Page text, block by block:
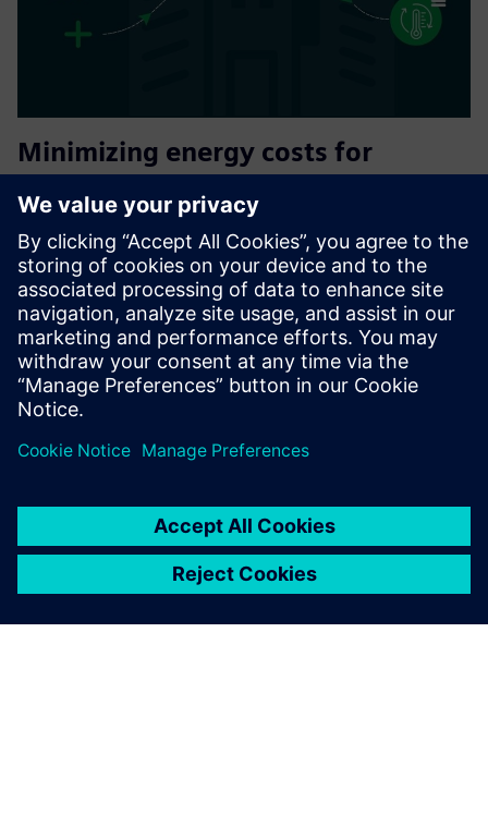
Minimizing energy costs for
SIEMENS operating facilities
Oxoia connects to your existing Siemens building
automation and uses AI to continuously detect
inefficiencies, automate HVAC optimization, and deliver
measurable energy savings with no hardware replacement,
no downtime, and a typi...
További információk